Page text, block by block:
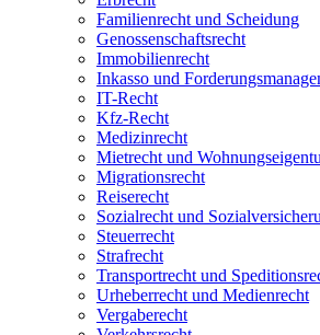
Familienrecht und Scheidung
Genossenschaftsrecht
Immobilienrecht
Inkasso und
IT-Recht
Kfz-Recht
Medizinrecht
Mietrecht und
Migrationsrecht
Reiserecht
Sozialrecht und
Steuerrecht
Strafrecht
Transportrecht und
Urheberrecht und Medienrecht
Vergaberecht